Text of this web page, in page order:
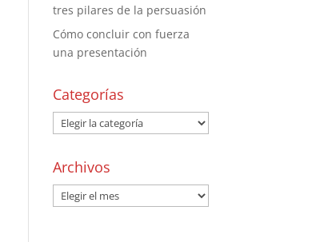
tres pilares de la persuasión
Cómo concluir con fuerza
una presentación
Categorías
Archivos